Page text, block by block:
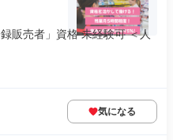
販売者」資格 未経験可 ＜人
気になる